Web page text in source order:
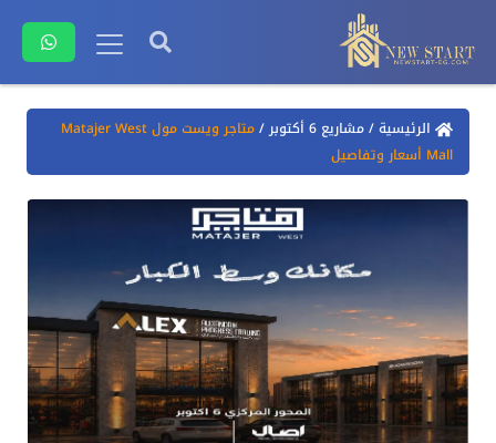
الرئيسية/مشاريع 6 أكتوبر /
متاجر ويست مول Matajer West
Mall أسعار وتفاصيل